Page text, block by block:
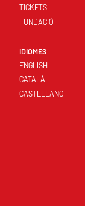
TICKETS
FUNDACIÓ
IDIOMES
ENGLISH
CATALÀ
CASTELLANO